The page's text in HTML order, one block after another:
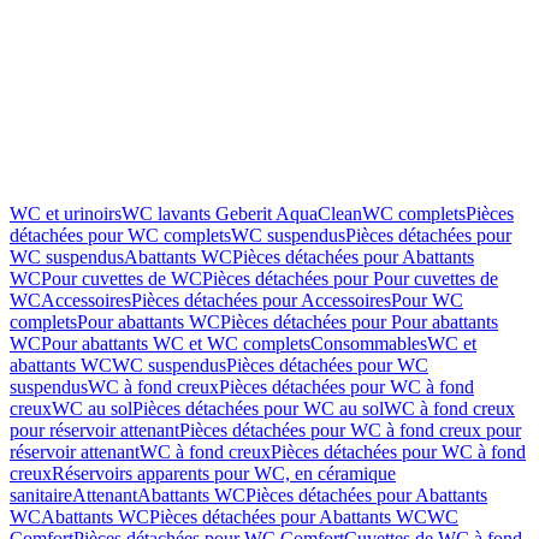
WC et urinoirsWC lavants Geberit AquaCleanWC completsPièces
détachées pour WC completsWC suspendusPièces détachées pour
WC suspendusAbattants WCPièces détachées pour Abattants
WCPour cuvettes de WCPièces détachées pour Pour cuvettes de
WCAccessoiresPièces détachées pour AccessoiresPour WC
completsPour abattants WCPièces détachées pour Pour abattants
WCPour abattants WC et WC completsConsommablesWC et
abattants WCWC suspendusPièces détachées pour WC
suspendusWC à fond creuxPièces détachées pour WC à fond
creuxWC au solPièces détachées pour WC au solWC à fond creux
pour réservoir attenantPièces détachées pour WC à fond creux pour
réservoir attenantWC à fond creuxPièces détachées pour WC à fond
creuxRéservoirs apparents pour WC, en céramique
sanitaireAttenantAbattants WCPièces détachées pour Abattants
WCAbattants WCPièces détachées pour Abattants WCWC